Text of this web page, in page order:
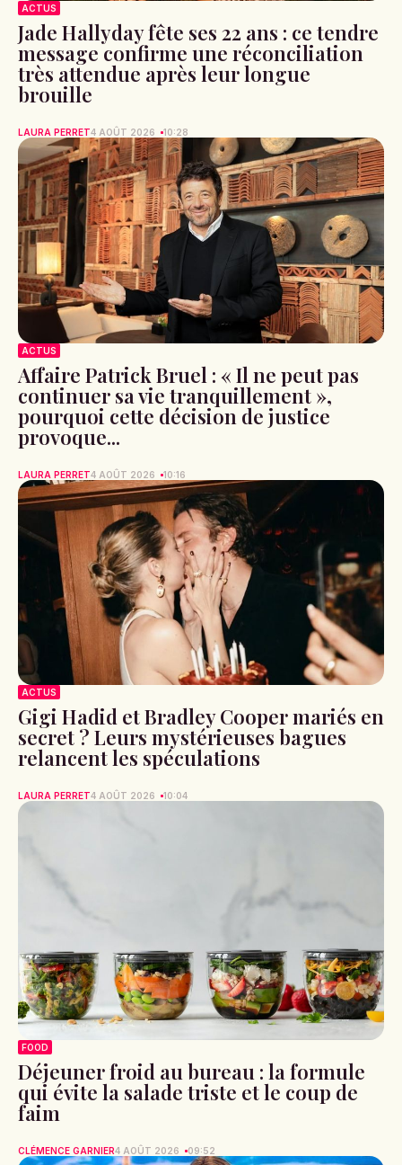
ACTUS
Jade Hallyday fête ses 22 ans : ce tendre
message confirme une réconciliation
très attendue après leur longue
brouille
LAURA PERRET4 AOÛT 2026 10:28
ACTUS
Affaire Patrick Bruel : « Il ne peut pas
continuer sa vie tranquillement »,
pourquoi cette décision de justice
provoque...
LAURA PERRET4 AOÛT 2026 10:16
ACTUS
Gigi Hadid et Bradley Cooper mariés en
secret ? Leurs mystérieuses bagues
relancent les spéculations
LAURA PERRET4 AOÛT 2026 10:04
FOOD
Déjeuner froid au bureau : la formule
qui évite la salade triste et le coup de
faim
CLÉMENCE GARNIER4 AOÛT 2026 09:52